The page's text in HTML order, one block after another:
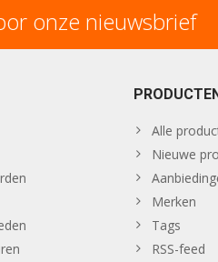
onze nieuwsbrief
PRODUCTEN
Alle
Nieuwe
Merken
Tags
RSS-feed